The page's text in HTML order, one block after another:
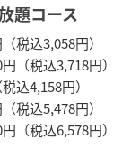
題コース
税込3,058円）
（税込3,718円）
込4,158円）
税込5,478円）
（税込6,578円）